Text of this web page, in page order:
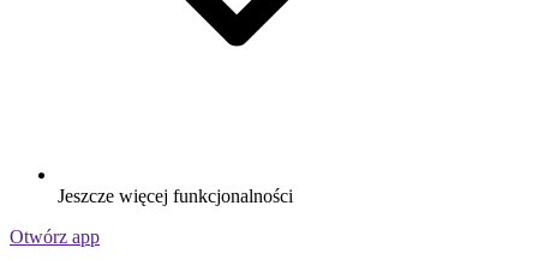
Jeszcze więcej funkcjonalności
Otwórz app